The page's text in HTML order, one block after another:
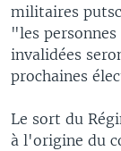
militaires
"les
invalidées
prochaines
Le sort du
à l'origine du